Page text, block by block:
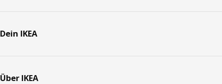
Dein IKEA
Über IKEA